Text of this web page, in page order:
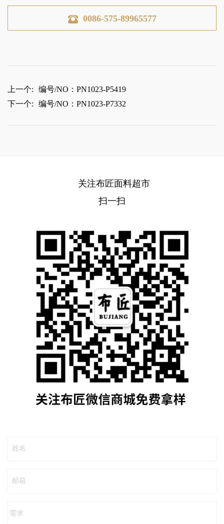
0086-575-89965577
上一个:
编号/NO：PN1023-P5419
下一个:
编号/NO：PN1023-P7332
关注布匠面料超市
扫一扫
姓名
邮箱
需求